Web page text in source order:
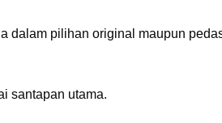
dalam pilihan original maupun
santapan utama.